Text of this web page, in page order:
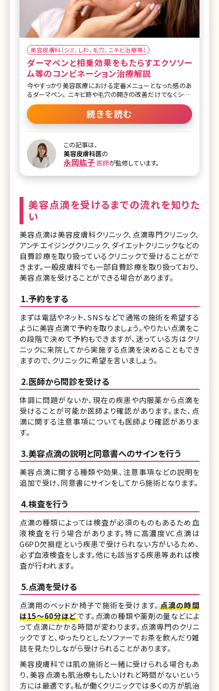
美容皮膚科（シミ、しわ、毛穴、ニキビ治療等）
ダーマペンと相乗効果をもたらすエクソソー
ム等のコンビネーション治療解説
今やすっかり美容医療における定番メニューとなった感のあ
るダーマペン。 ニキビ跡や毛穴の開きの改善だけでなくシミ・
くすみ、小じわの改善など美肌治療として汎用性があること
から様々なスキントラブルの改善治療として多くの方が受け
られています。 本記事ではダーマペンのをお伝えした上で、近
の特徴や料金相場などを解説します。 どの施術を組み合わせ
れば自分に最も適しているかを迷われている方の一助にな
れば幸いです。 【監修医師からのワンポイント】 毛穴、肌質改
善、ニキビ跡に対して薬剤を併用することで肌に合ったものや
相乗効果が期待されます。どの薬剤が適しているか医師と相
https:/
続きを読む
この記事は、
美容皮膚科医の
永岡紘子 医師が監修しています。
美容点滴を受けるまでの流れを知りた
い
美容点滴は美容皮膚科クリニック、点滴専門クリニック、
アンチエイジングクリニック、ダイエットクリニックなどの
自費診療を取り扱っているクリニックで受けることがで
きます。一般皮膚科でも一部自費診療を取り扱っており、
美容点滴を受けることができる場合があります。
1.予約をする
まずは電話やネット、SNSなどで通常の施術を希望する
ように美容点滴で予約を取りましょう。やりたい点滴をこ
の段階で決めて予約もできますが、迷っている方はクリ
ニックに来院してから実施する点滴を決めることもでき
ますので、クリニックに希望を言いましょう。
2.医師から問診を受ける
体調に問題がないか、現在の疾患や内服薬から点滴を
受けることが可能か医師より確認があります。また、点
滴に関する注意事項についても医師より確認がありま
す。
3.美容点滴の説明と同意書へのサインを行う
美容点滴に関する種類や効果、注意事項などの説明を
追加で受け、同意書にサインをしてから施術となります。
4.検査を行う
点滴の種類によっては検査が必須のものもあるため血
液検査を行う場合があります。特に高濃度VC点滴は
G6PD欠損症という疾患で受けられない方がいるため、
必ず血液検査をします。他にも該当する疾患等あれば検
査が行われます。
5.点滴を受ける
点滴用のベッドか椅子で施術を受けます。点滴の時間
は15〜60分ほどです。点滴の種類や薬剤の量などによ
って点滴にかかる時間が変わります。点滴専門のクリニ
ックですと、ゆったりとしたソファーでお茶を飲んだり雑
誌を見たりしながら受けられることがあります。
美容皮膚科では肌の施術と一緒に受けられる場合もあ
り、美容点滴も肌治療もしたいけれど時間がないという
方には最適です。私が働くクリニックでは多くの方が肌治